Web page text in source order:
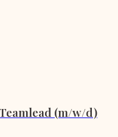
(m/w/d)